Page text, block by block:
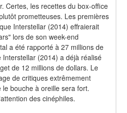
Certes, les recettes du box-office
prometteuses. Les premières
Interstellar (2014) effraierait
lors de son week-end
a été rapporté à 27 millions de
Interstellar (2014) a déjà réalisé
de 12 millions de dollars. Le
de critiques extrêmement
bouche à oreille sera fort.
des cinéphiles.